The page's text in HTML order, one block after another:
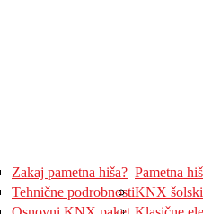
Pametna
Zakaj pametna hiša?
Tehnične podrobnostiKNX šolski